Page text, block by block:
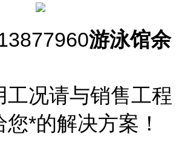
游泳馆余
工况请与销售工程
*的解决方案！